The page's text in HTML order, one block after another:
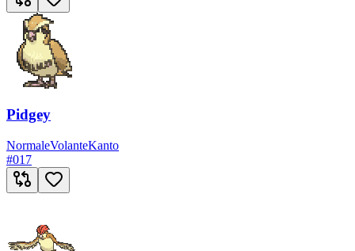
Pidgey
NormaleVolanteKanto
#017